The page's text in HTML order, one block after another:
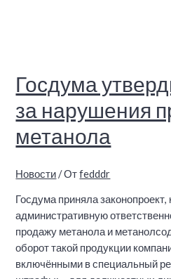
Госдума
за нарушения
метанола
Новости/ Отfedddr
Госдума приняла
административную
продажу метанола и
оборот такой продукции
включёнными в специальный